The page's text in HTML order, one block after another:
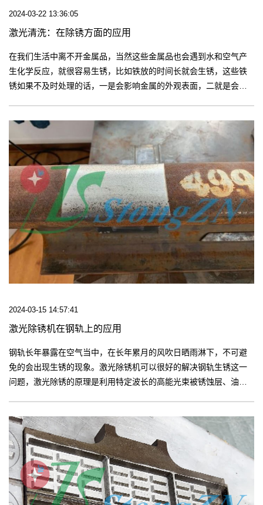
2024-03-22 13:36:05
激光清洗：在除锈方面的应用
在我们生活中离不开金属品，当然这些金属品也会遇到水和空气产
生化学反应，就很容易生锈，比如铁放的时间长就会生锈，这些铁
锈如果不及时处理的话，一是会影响金属的外观表面，二就是会对
2024-03-15 14:57:41
激光除锈机在钢轨上的应用
钢轨长年暴露在空气当中，在长年累月的风吹日晒雨淋下，不可避
免的会出现生锈的现象。激光除锈机可以很好的解决钢轨生锈这一
问题，激光除锈的原理是利用特定波长的高能光束被锈蚀层、油漆